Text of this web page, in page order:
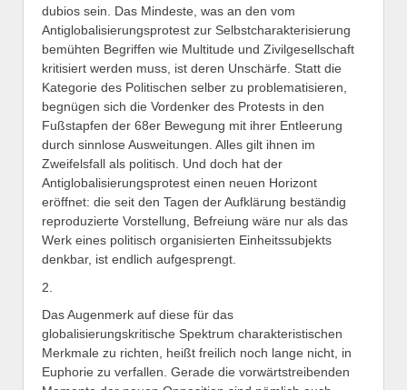
dubios sein. Das Mindeste, was an den vom
Antiglobalisierungsprotest zur Selbstcharakterisierung
bemühten Begriffen wie Multitude und Zivilgesellschaft
kritisiert werden muss, ist deren Unschärfe. Statt die
Kategorie des Politischen selber zu problematisieren,
begnügen sich die Vordenker des Protests in den
Fußstapfen der 68er Bewegung mit ihrer Entleerung
durch sinnlose Ausweitungen. Alles gilt ihnen im
Zweifelsfall als politisch. Und doch hat der
Antiglobalisierungsprotest einen neuen Horizont
eröffnet: die seit den Tagen der Aufklärung beständig
reproduzierte Vorstellung, Befreiung wäre nur als das
Werk eines politisch organisierten Einheitssubjekts
denkbar, ist endlich aufgesprengt.
2.
Das Augenmerk auf diese für das
globalisierungskritische Spektrum charakteristischen
Merkmale zu richten, heißt freilich noch lange nicht, in
Euphorie zu verfallen. Gerade die vorwärtstreibenden